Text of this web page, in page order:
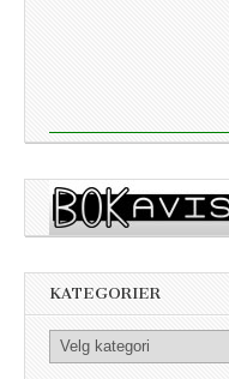
KATEGORIER
Kategorier